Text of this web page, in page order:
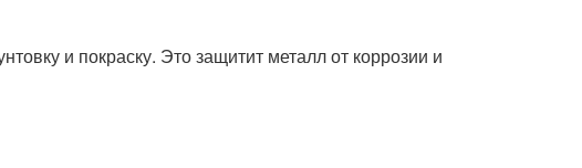
и покраску. Это защитит металл от коррозии и